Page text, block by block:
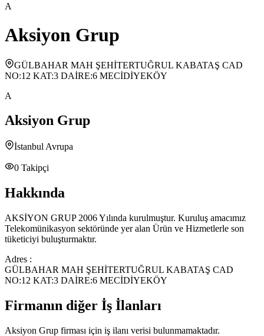
A
Aksiyon Grup
GÜLBAHAR MAH ŞEHİTERTUĞRUL KABATAŞ CAD
NO:12 KAT:3 DAİRE:6 MECİDİYEKÖY
A
Aksiyon Grup
İstanbul Avrupa
0 Takipçi
Hakkında
AKSİYON GRUP 2006 Yılında kurulmuştur. Kuruluş amacımız
Telekomünikasyon sektöründe yer alan Ürün ve Hizmetlerle son
tüketiciyi buluşturmaktır.
Adres :
GÜLBAHAR MAH ŞEHİTERTUĞRUL KABATAŞ CAD
NO:12 KAT:3 DAİRE:6 MECİDİYEKÖY
Firmanın diğer İş İlanları
Aksiyon Grup firması için iş ilanı verisi bulunmamaktadır.